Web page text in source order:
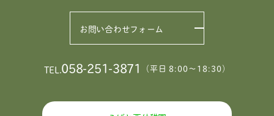
お問い合わせフォーム
TEL.058-251-3871 （平日 8:00〜18:30）